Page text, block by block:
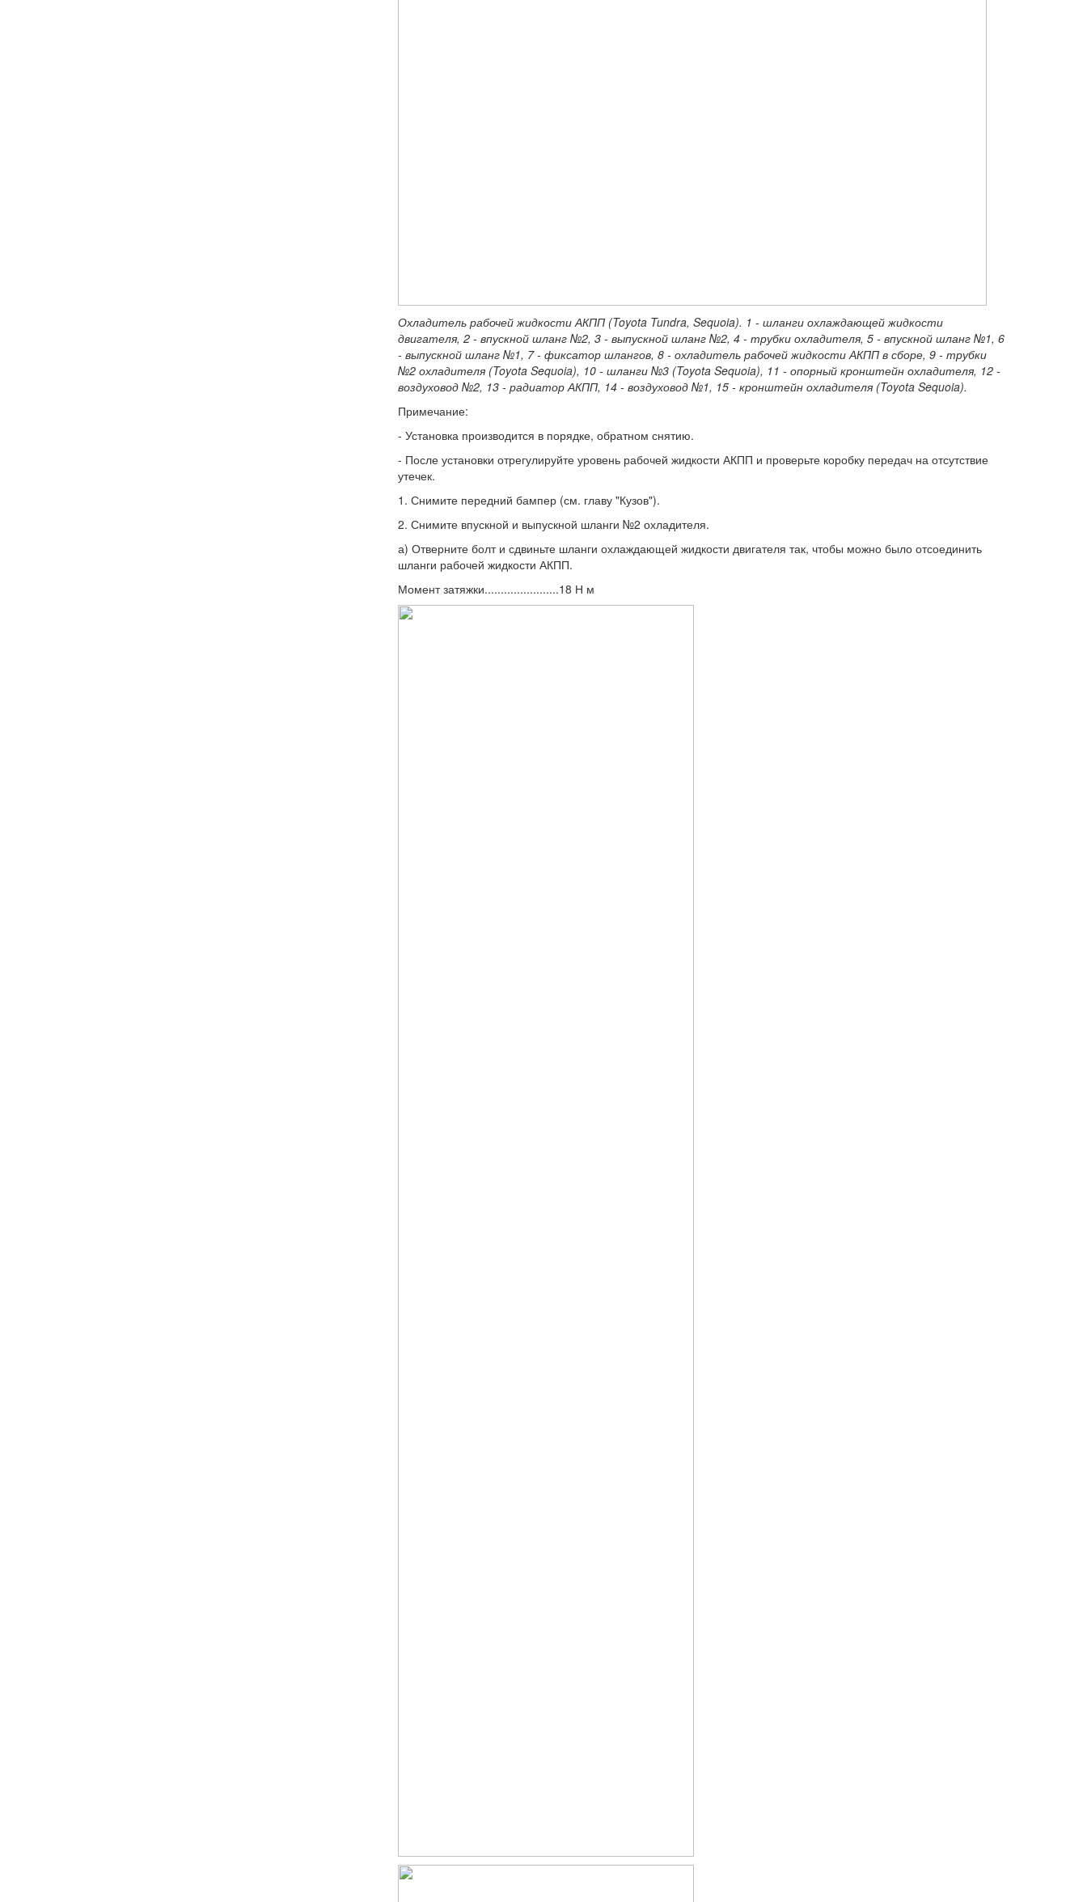
Охладитель рабочей жидкости АКПП (Toyota Tundra, Sequoia). 1 - шланги охлаждающей жидкости
двигателя, 2 - впускной шланг №2, 3 - выпускной шланг №2, 4 - трубки охладителя, 5 - впускной шланг №1, 6
- выпускной шланг №1, 7 - фиксатор шлангов, 8 - охладитель рабочей жидкости АКПП в сборе, 9 - трубки
№2 охладителя (Toyota Sequoia), 10 - шланги №3 (Toyota Sequoia), 11 - опорный кронштейн охладителя, 12 -
воздуховод №2, 13 - радиатор АКПП, 14 - воздуховод №1, 15 - кронштейн охладителя (Toyota Sequoia).
Примечание:
- Установка производится в порядке, обратном снятию.
- После установки отрегулируйте уровень рабочей жидкости АКПП и проверьте коробку передач на отсутствие
утечек.
1. Снимите передний бампер (см. главу "Кузов").
2. Снимите впускной и выпускной шланги №2 охладителя.
а) Отверните болт и сдвиньте шланги охлаждающей жидкости двигателя так, чтобы можно было отсоединить
шланги рабочей жидкости АКПП.
Момент затяжки.......................18 Н м